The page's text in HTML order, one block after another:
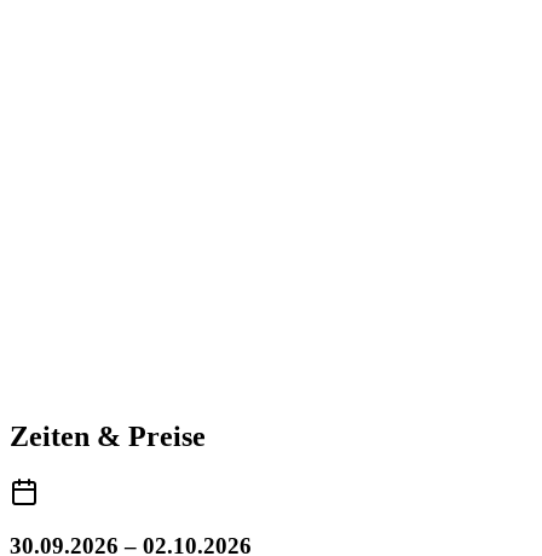
Zeiten & Preise
30.09.2026 – 02.10.2026